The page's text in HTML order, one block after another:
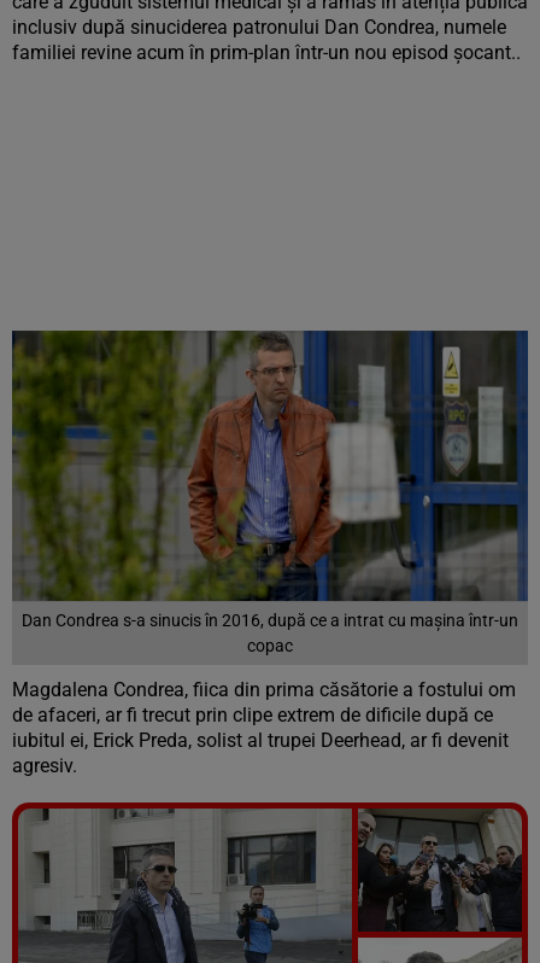
inclusiv după sinuciderea patronului Dan Condrea, numele
familiei revine acum în prim-plan într-un nou episod șocant..
Dan Condrea s-a sinucis în 2016, după ce a intrat cu mașina într-un
copac
Magdalena Condrea, fiica din prima căsătorie a fostului om
de afaceri, ar fi trecut prin clipe extrem de dificile după ce
iubitul ei, Erick Preda, solist al trupei Deerhead, ar fi devenit
agresiv.